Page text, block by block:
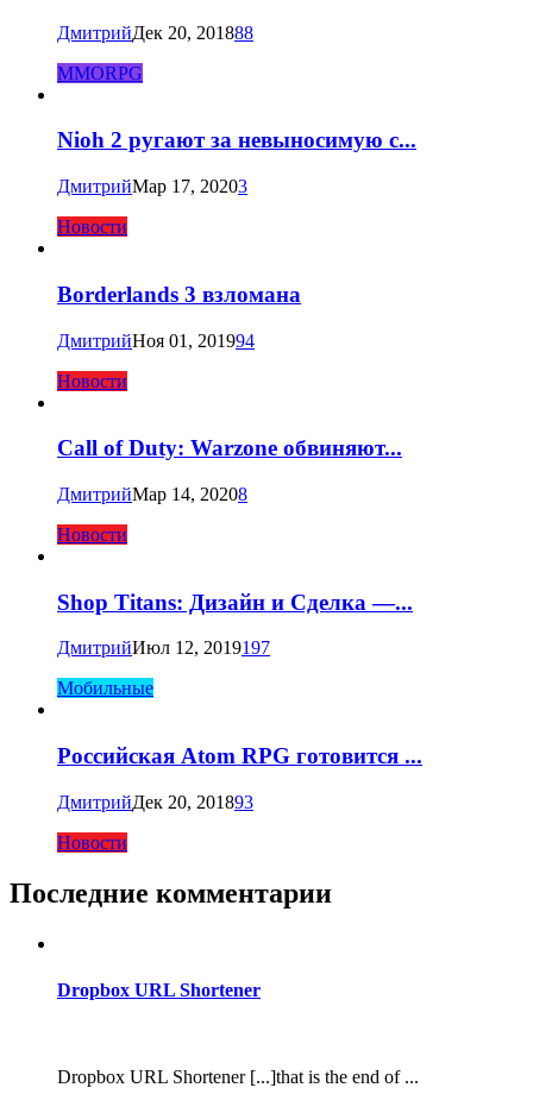
ДмитрийДек 20, 201888
MMORPG
Nioh 2 ругают за невыносимую с...
ДмитрийМар 17, 20203
Новости
Borderlands 3 взломана
ДмитрийНоя 01, 201994
Новости
Call of Duty: Warzone обвиняют...
ДмитрийМар 14, 20208
Новости
Shop Titans: Дизайн и Сделка —...
ДмитрийИюл 12, 2019197
Мобильные
Российская Atom RPG готовится ...
ДмитрийДек 20, 201893
Новости
Последние комментарии
Dropbox URL Shortener
Dropbox URL Shortener [...]that is the end of ...